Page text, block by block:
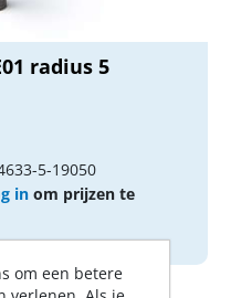
radius 5
5-19050
in om prijzen te
om een betere